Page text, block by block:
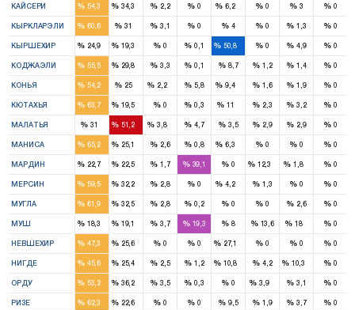
КАЙСЕРИ %54,3 %34,3 % 2,2 % 0 % 6,2 % 0 % 3 % 0
КЫРКЛАРЭЛИ %60,6 %31 % 3,1 % 0 % 4 % 0 % 1,3 % 0
КЫРШЕХИР %24,9 %19,3 % 0 % 0,1 %50,8 % 0 % 4,9 % 0
КОДЖАЭЛИ %55,5 %29,8 % 3,3 % 0,1 % 8,7 % 1,2 % 1,4 % 0
КОНЬЯ %54,2 %25 % 2,2 % 5,8 % 9,4 % 1,6 % 1,9 % 0
КЮТАХЬЯ %63,7 %19,5 % 0 % 0,3 %11 % 2,3 % 3,2 % 0
МАЛАТЬЯ %31 %51,2 % 3,8 % 4,7 % 3,5 % 2,9 % 2,9 % 0
МАНИСА %65,2 %25,1 % 2,6 % 0,8 % 6,3 % 0 % 0 % 0
МАРДИН %22,7 %22,5 % 1,7 %39,1 % 0 %12,3 % 1,8 % 0
МЕРСИН %59,5 %32,2 % 2,8 % 0 % 4,2 % 1,3 % 0 % 0
МУГЛА %61,9 %32,5 % 2,8 % 0,2 % 0 % 0 % 2,6 % 0
МУШ %18,3 %19,1 % 3,7 %19,3 % 8 %13,6 %18 % 0
НЕВШЕХИР %47,3 %25,6 % 0 % 0 %27,1 % 0 % 0 % 0
НИГДЕ %45,6 %25,4 % 2,5 % 1,2 %10,8 % 4,2 %10,3 % 0
ОРДУ %53,2 %36,2 % 3,5 % 0,3 % 0 % 3,9 % 3,1 % 0
РИЗЕ %62,3 %22,6 % 0 % 0 % 9,5 % 1,9 % 3,7 % 0